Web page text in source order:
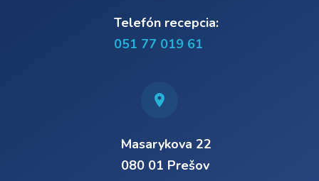
Telefón recepcia:
051 77 019 61
Masarykova 22
080 01 Prešov